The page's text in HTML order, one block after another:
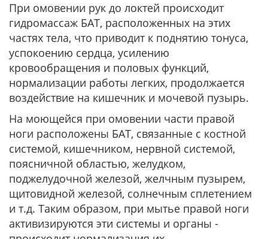
При омовении рук до локтей происходит
гидромассаж БАТ, расположенных на этих
частях тела, что приводит к поднятию тонуса,
успокоению сердца, усилению
кровообращения и половых функций,
нормализации работы легких, продолжается
воздействие на кишечник и мочевой пузырь.
На моющейся при омовении части правой
ноги расположены БАТ, связанные с костной
системой, кишечником, нервной системой,
поясничной областью, желудком,
поджелудочной железой, желчным пузырем,
щитовидной железой, солнечным сплетением
и т.д. Таким образом, при мытье правой ноги
активизируются эти системы и органы -